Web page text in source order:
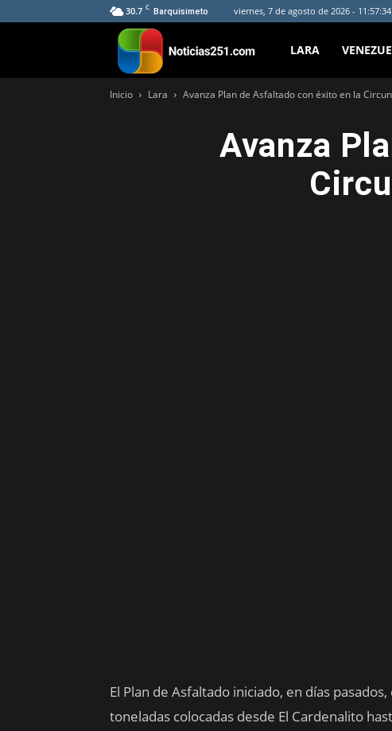
30.7 C Barquisimeto viernes, 7 de agosto de 2026 -
Noticias251
LARA
Inicio Lara Avanza Plan de Asfaltado con éxito en la
Avanza
El Plan de Asfaltado iniciado, en días
toneladas colocadas desde El Cardenalito